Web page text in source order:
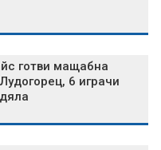
готви мащабна
6 играчи